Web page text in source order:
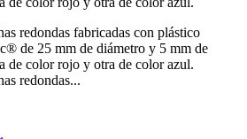
redondas fabricadas con plástico
de 25 mm de diámetro y 5 mm de
de color rojo y otra de color azul.
redondas...